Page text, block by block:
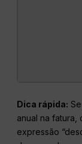
Dica rápida:
anual na fatura,
expressão